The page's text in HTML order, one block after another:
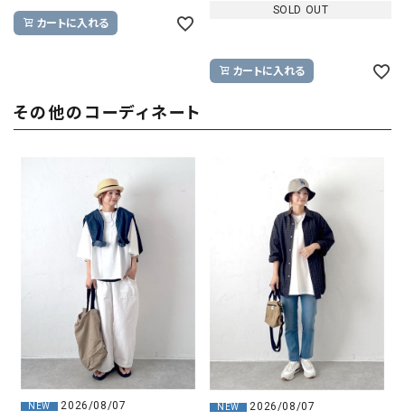
カートに入れる
SOLD OUT
カートに入れる
その他のコーディネート
NEW 2026/08/07 NEW 2026/08/07